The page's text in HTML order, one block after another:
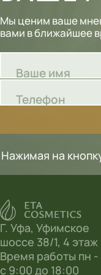
Мыло
Мы ценим ваше
вами в ближайшее
Ваше имя
Телефон
Нажимая на
Г. Уфа, Уфимское
шоссе 38/1, 4 этаж
Время работы пн -
с 9:00 до 18:00